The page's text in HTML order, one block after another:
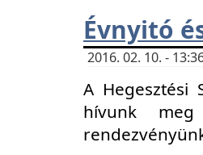
Évnyitó
2016. 02. 10. -
A Hegesztési
hívunk